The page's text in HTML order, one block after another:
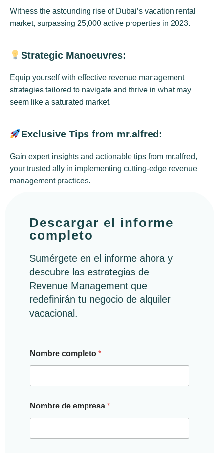
Witness the astounding rise of Dubai’s vacation rental
market, surpassing 25,000 active properties in 2023.
Strategic Manoeuvres:
Equip yourself with effective revenue management
strategies tailored to navigate and thrive in what may
seem like a saturated market.
Exclusive Tips from mr.alfred:
Gain expert insights and actionable tips from mr.alfred,
your trusted ally in implementing cutting-edge revenue
management practices.
Descargar el informe
completo
Sumérgete en el informe ahora y
descubre las estrategias de
Revenue Management que
redefinirán tu negocio de alquiler
vacacional.
Nombre completo *
Nombre de empresa *